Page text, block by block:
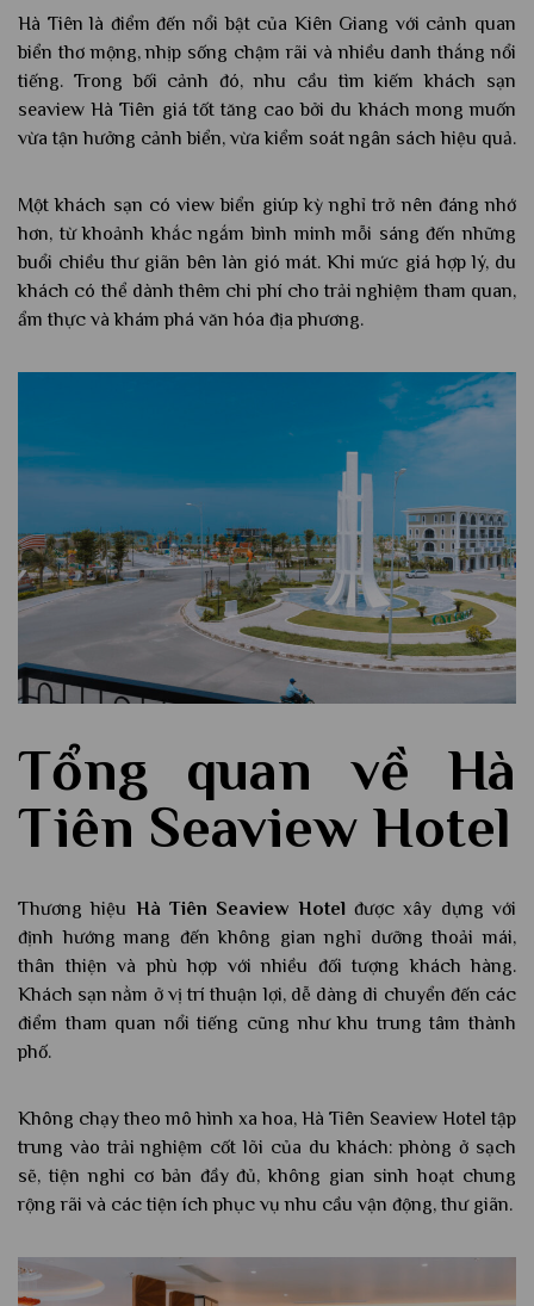
Hà Tiên là điểm đến nổi bật của Kiên Giang với cảnh quan
biển thơ mộng, nhịp sống chậm rãi và nhiều danh thắng nổi
tiếng. Trong bối cảnh đó, nhu cầu tìm kiếm khách sạn
seaview Hà Tiên giá tốt tăng cao bởi du khách mong muốn
vừa tận hưởng cảnh biển, vừa kiểm soát ngân sách hiệu quả.
Một khách sạn có view biển giúp kỳ nghỉ trở nên đáng nhớ
hơn, từ khoảnh khắc ngắm bình minh mỗi sáng đến những
buổi chiều thư giãn bên làn gió mát. Khi mức giá hợp lý, du
khách có thể dành thêm chi phí cho trải nghiệm tham quan,
ẩm thực và khám phá văn hóa địa phương.
Tổng quan về Hà
Tiên Seaview Hotel
Thương hiệu Hà Tiên Seaview Hotelđược xây dựng với
định hướng mang đến không gian nghỉ dưỡng thoải mái,
thân thiện và phù hợp với nhiều đối tượng khách hàng.
Khách sạn nằm ở vị trí thuận lợi, dễ dàng di chuyển đến các
điểm tham quan nổi tiếng cũng như khu trung tâm thành
phố.
Không chạy theo mô hình xa hoa, Hà Tiên Seaview Hotel tập
trung vào trải nghiệm cốt lõi của du khách: phòng ở sạch
sẽ, tiện nghi cơ bản đầy đủ, không gian sinh hoạt chung
rộng rãi và các tiện ích phục vụ nhu cầu vận động, thư giãn.